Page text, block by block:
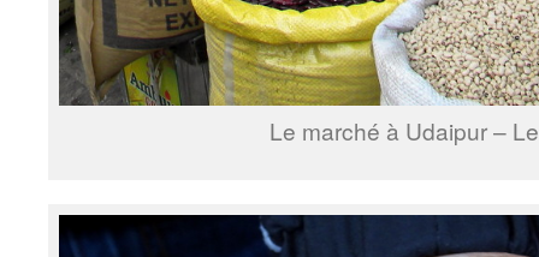
Le marché à Udaipur –